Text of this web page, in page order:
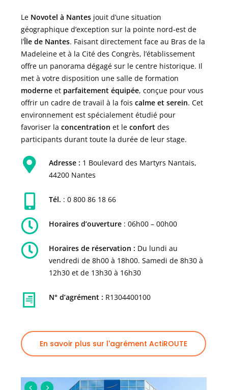
Le Novotel à Nantes jouit d’une situation
géographique d’exception sur la pointe nord-est de
l’Île de Nantes. Faisant directement face au Bras de la
Madeleine et à la Cité des Congrès, l’établissement
offre un panorama dégagé sur le centre historique. Il
met à votre disposition une salle de formation
moderne et parfaitement équipée, conçue pour vous
offrir un cadre de travail à la foiscalme et serein. Cet
environnement est spécialement étudié pour
favoriser laconcentration et leconfort des
participants durant toute la durée de leur stage.
Adresse : 1 Boulevard des Martyrs Nantais,
44200 Nantes
Tél. : 0 800 86 18 66
Horaires d’ouverture :06h00 – 00h00
Horaires de réservation : Du lundi au
vendredi de 8h00 à 18h00. Samedi de 8h30 à
12h30 et de 13h30 à 16h30
N° d’agrément : R1304400100
En savoir plus sur l'agrément ActiROUTE